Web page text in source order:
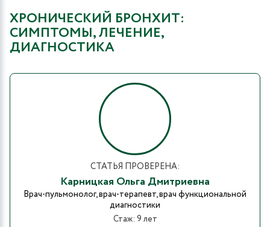
ХРОНИЧЕСКИЙ БРОНХИТ:
СИМПТОМЫ, ЛЕЧЕНИЕ,
ДИАГНОСТИКА
СТАТЬЯ ПРОВЕРЕНА:
Карницкая Ольга Дмитриевна
Врач-пульмонолог, врач-терапевт, врач функциональной
диагностики
Стаж: 9 лет